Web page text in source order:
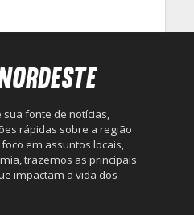
fonte de notícias,
rápidas sobre a região
em assuntos locais,
trazemos as principais
impactam a vida dos